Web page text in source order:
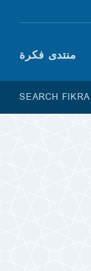
منتدى فكرة
SEARCH